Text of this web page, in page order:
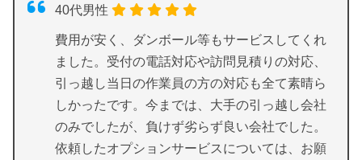
40代男性
費用が安く、ダンボール等もサービスしてくれ
ました。受付の電話対応や訪問見積りの対応、
引っ越し当日の作業員の方の対応も全て素晴ら
しかったです。今までは、大手の引っ越し会社
のみでしたが、負けず劣らず良い会社でした。
依頼したオプションサービスについては、お願